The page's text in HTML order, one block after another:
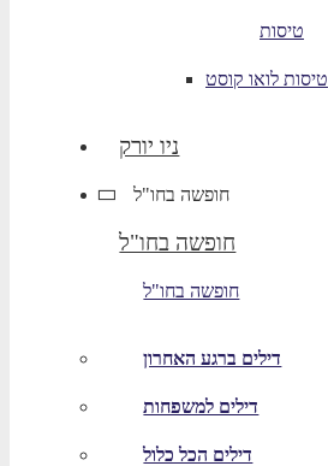
טיסות
טיסות לואו קוסט
ניו יורק
חופשה בחו"ל
חופשה בחו"ל
חופשה בחו"ל
דילים ברגע האחרון
דילים למשפחות
דילים הכל כלול